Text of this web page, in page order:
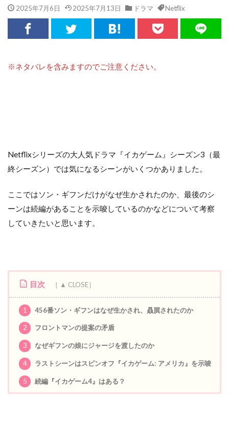
2025年7月6日 2025年7月13日 ドラマ Netflix
※ネタバレを含みますのでご注意ください。
Netflixシリーズの大人気ドラマ『イカゲーム』シーズン3（最
終シーズン）では気になるシーンがいくつかありました。
ここではソン・ギフンだけがなぜ生かされたのか、最後のシ
ーンは続編があることを示唆しているのかなどについて考察
していきたいと思います。
目次
1 456番ソン・ギフンはなぜ生かされ、贔屓されたのか
2 フロントマンの提案の矛盾
3 なぜギフンの娘にジャージを渡したのか
4 ラストシーンはスピンオフ『イカゲーム: アメリカ』を示唆
5 続編『イカゲーム4』はある？